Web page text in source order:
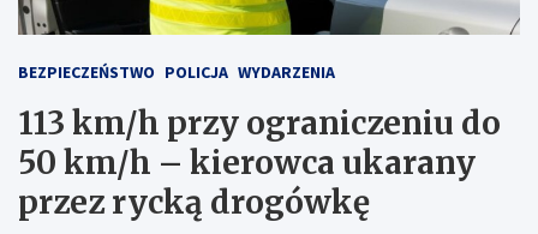
BEZPIECZEŃSTWO POLICJA WYDARZENIA
113 km/h przy ograniczeniu do
50 km/h – kierowca ukarany
przez rycką drogówkę